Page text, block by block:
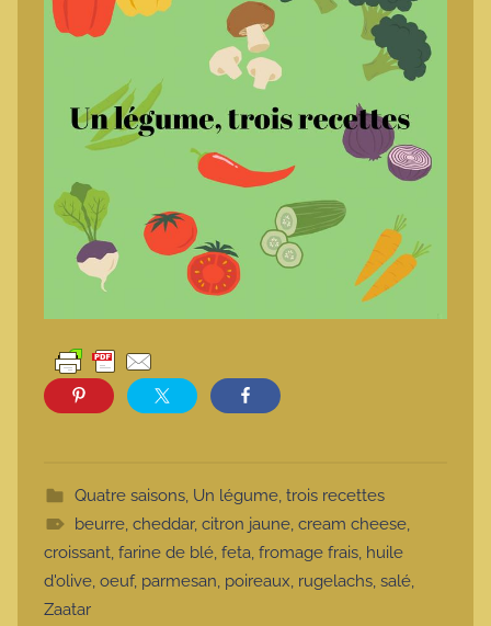
Quatre saisons, Un légume, trois recettes
beurre, cheddar, citron jaune, cream cheese,
croissant, farine de blé, feta, fromage frais, huile
d'olive, oeuf, parmesan, poireaux, rugelachs, salé,
Zaatar